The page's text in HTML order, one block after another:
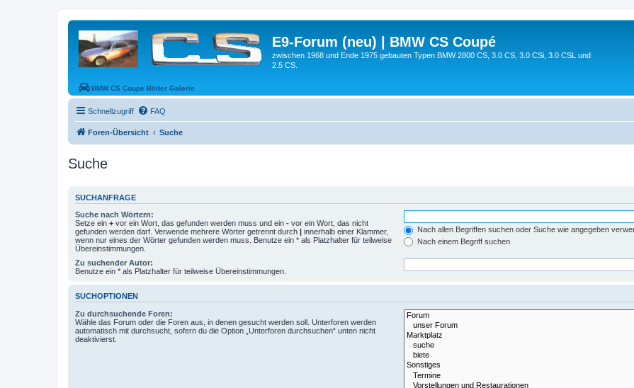
E9-Forum (neu) | BMW CS Coupé
zwischen 1968 und Ende 1975 gebauten Typen BMW 2800 CS, 3.0 CS, 3.0 CSi, 3.0 CSL und
2.5 CS.
BMW CS Coupe Bilder Galerie
Schnellzugriff FAQ
Foren-Übersicht Suche
Suche
SUCHANFRAGE
Suche nach Wörtern:
Setze ein + vor ein Wort, das gefunden werden muss und ein - vor ein Wort, das nicht
gefunden werden darf. Verwende mehrere Wörter getrennt durch | innerhalb einer Klammer,
wenn nur eines der Wörter gefunden werden muss. Benutze ein * als Platzhalter für teilweise
Übereinstimmungen.
Nach allen Begriffen suchen oder Suche wie angegeben
Nach einem Begriff suchen
Zu suchender Autor:
Benutze ein * als Platzhalter für teilweise Übereinstimmungen.
SUCHOPTIONEN
Zu durchsuchende Foren:
Wähle das Forum oder die Foren aus, in denen gesucht werden soll. Unterforen werden
automatisch mit durchsucht, sofern du die Option „Unterforen durchsuchen“ unten nicht
deaktivierst.